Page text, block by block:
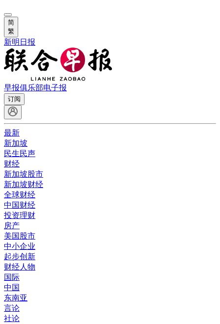
简
繁
新明日报
早报俱乐部电子报
订阅
最新
新加坡
民生民声
财经
新加坡股市
新加坡财经
全球财经
中国财经
投资理财
房产
美国股市
中小企业
起步创新
财经人物
国际
中国
东南亚
言论
社论